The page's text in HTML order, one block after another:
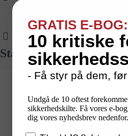
Dansk produktion
Egenproducerede skiltefra
dansk fabrik
Standarder vi arbejder
GRATIS E-BOG:
10 kritiske
- Få styr på dem,
Undgå de 10 oftest
sikkerhedskilte. Få vores e-
dig vores nyhedsbrev nedenfor.